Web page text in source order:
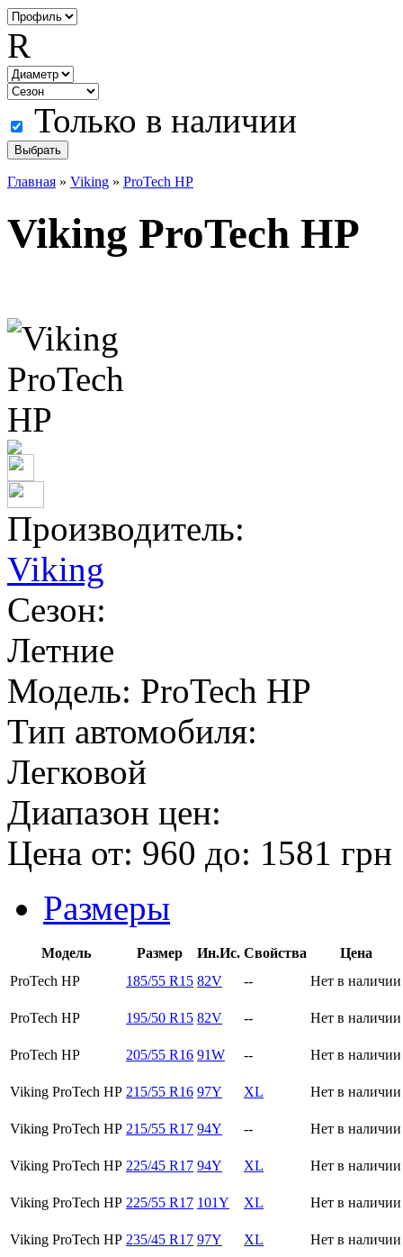
R
Только в наличии
Главная » Viking » ProTech HP
Viking ProTech HP
Производитель:
Viking
Сезон:
Летние
Модель: ProTech HP
Тип автомобиля:
Легковой
Диапазон цен:
Цена от: 960 до: 1581 грн
Размеры
Модель Размер Ин.Ис. Свойства
Цена
ProTech HP
185/55 R15 82V -- Нет в наличии
ProTech HP 195/50 R15 82V -- Нет в наличии
ProTech HP 205/55 R16 91W -- Нет в наличии
Viking ProTech HP 215/55 R16 97Y XL Нет в наличии
Viking ProTech HP 215/55 R17 94Y -- Нет в наличии
Viking ProTech HP 225/45 R17 94Y XL Нет в наличии
Viking ProTech HP 225/55 R17 101Y XL Нет в наличии
Viking ProTech HP 235/45 R17 97Y XL Нет в наличии